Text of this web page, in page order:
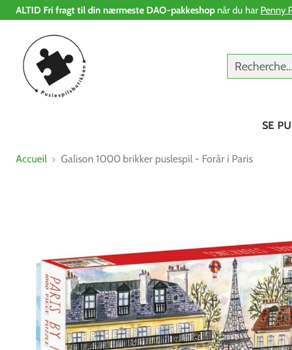
ALTID Fri fragt til din nærmeste DAO-pakkeshopnår du har Penny
Recherche…
SE
Accueil Galison 1000 brikker puslespil - Forår i Paris